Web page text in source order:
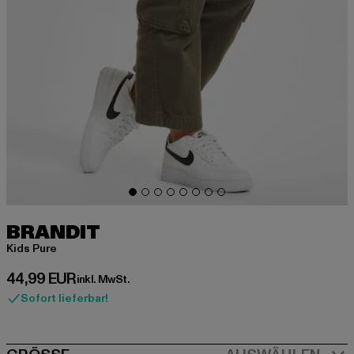
BRANDIT
Kids Pure
44,99 EUR
Derzeitiger Preis: 44,99 EUR
inkl. MwSt.
Sofort lieferbar!